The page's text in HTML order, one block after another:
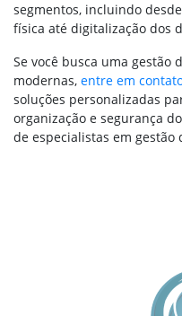
segmentos, incluindo
física até digitalização dos
Se você busca uma gestão
modernas, entre em
soluções personalizadas
organização e segurança
de especialistas em gestão